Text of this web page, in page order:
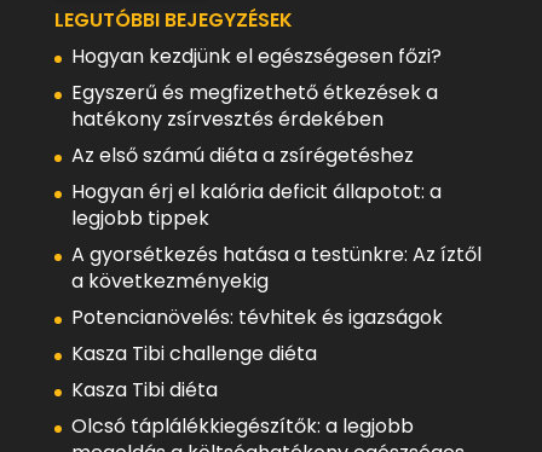
LEGUTÓBBI BEJEGYZÉSEK
Hogyan kezdjünk el egészségesen főzi?
Egyszerű és megfizethető étkezések a
hatékony zsírvesztés érdekében
Az első számú diéta a zsírégetéshez
Hogyan érj el kalória deficit állapotot: a
legjobb tippek
A gyorsétkezés hatása a testünkre: Az íztől
a következményekig
Potencianövelés: tévhitek és igazságok
Kasza Tibi challenge diéta
Kasza Tibi diéta
Olcsó táplálékkiegészítők: a legjobb